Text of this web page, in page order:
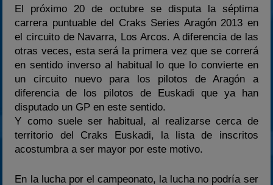
2022
2023
2024
2025
Estadísticas
Preguntas Frecuentes
El próximo 20 de octubre se disputa la séptima
carrera puntuable del Craks Series Aragón 2013 en
el circuito de Navarra, Los Arcos. A diferencia de las
otras veces, esta será la primera vez que se correrá
en sentido inverso al habitual lo que lo convierte en
un circuito nuevo para los pilotos de Aragón a
diferencia de los pilotos de Euskadi que ya han
disputado un GP en este sentido.
Y como suele ser habitual, al realizarse cerca de
territorio del Craks Euskadi, la lista de inscritos
acostumbra a ser mayor por este motivo.
En la lucha por el campeonato, la lucha no podría ser